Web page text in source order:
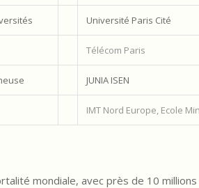
Université Paris Cité
Télécom Paris
JUNIA ISEN
IMT Nord Europe, Ecole
mondiale, avec près de 10